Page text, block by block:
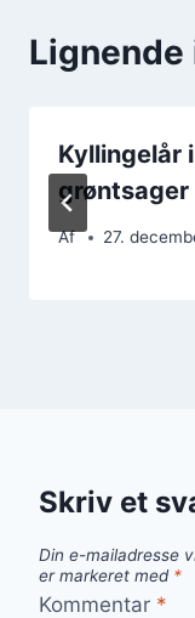
Kyllingelår
grøntsager
Af 27.
Skriv et
Din e-mailadresse
er markeret med *
Kommentar *